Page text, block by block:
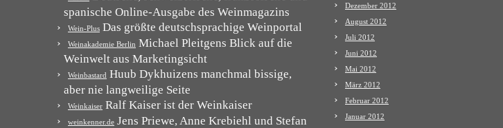
spanische Online-Ausgabe des Weinmagazins
Wein-Plus Das größte deutschsprachige Weinportal
Weinakademie Berlin Michael Pleitgens Blick auf die
Weinwelt aus Marketingsicht
Weinbastard Huub Dykhuizens manchmal bissige,
aber nie langweilige Seite
Weinkaiser Ralf Kaiser ist der Weinkaiser
weinkenner.de Jens Priewe, Anne Krebiehl und Stefan
Dezember 2012
August 2012
Juli 2012
Juni 2012
Mai 2012
März 2012
Februar 2012
Januar 2012